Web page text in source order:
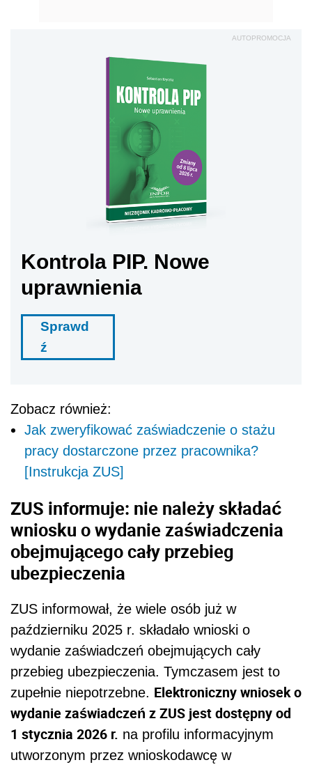
AUTOPROMOCJA
Kontrola PIP. Nowe
uprawnienia
Sprawd
ź
Zobacz również:
Jak zweryfikować zaświadczenie o stażu
pracy dostarczone przez pracownika?
[Instrukcja ZUS]
ZUS informuje: nie należy składać
wniosku o wydanie zaświadczenia
obejmującego cały przebieg
ubezpieczenia
ZUS informował, że wiele osób już w
październiku 2025 r. składało wnioski o
wydanie zaświadczeń obejmujących cały
przebieg ubezpieczenia. Tymczasem jest to
zupełnie niepotrzebne. Elektroniczny wniosek o
wydanie zaświadczeń z ZUS jest dostępny od
1 stycznia 2026 r. na profilu informacyjnym
utworzonym przez wnioskodawcę w